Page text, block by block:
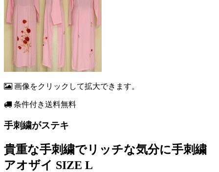
画像をクリックして拡大できます。
条件付き送料無料
手刺繍がステキ
貴重な手刺繍でリッチな気分に手刺繍
アオザイ SIZE L